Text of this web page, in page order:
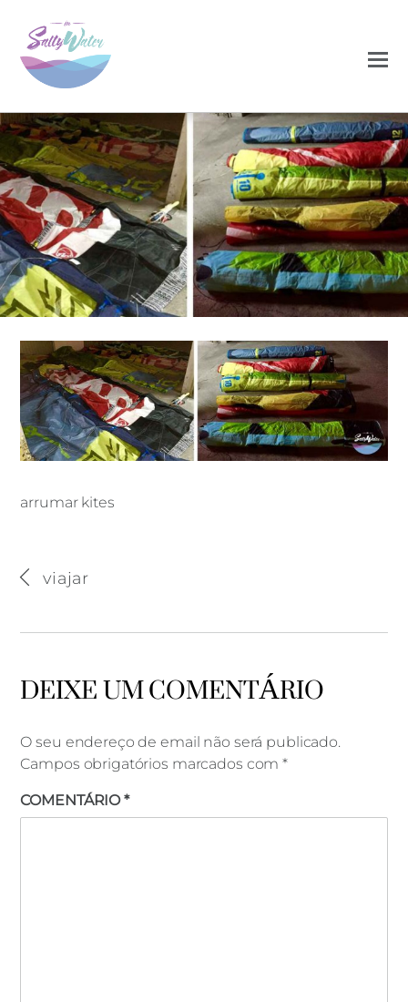
NOVEMBRO 29, 2020 0 0
viajar
arrumar kites
viajar
DEIXE UM COMENTÁRIO
O seu endereço de email não será publicado.
Campos obrigatórios marcados com*
COMENTÁRIO*